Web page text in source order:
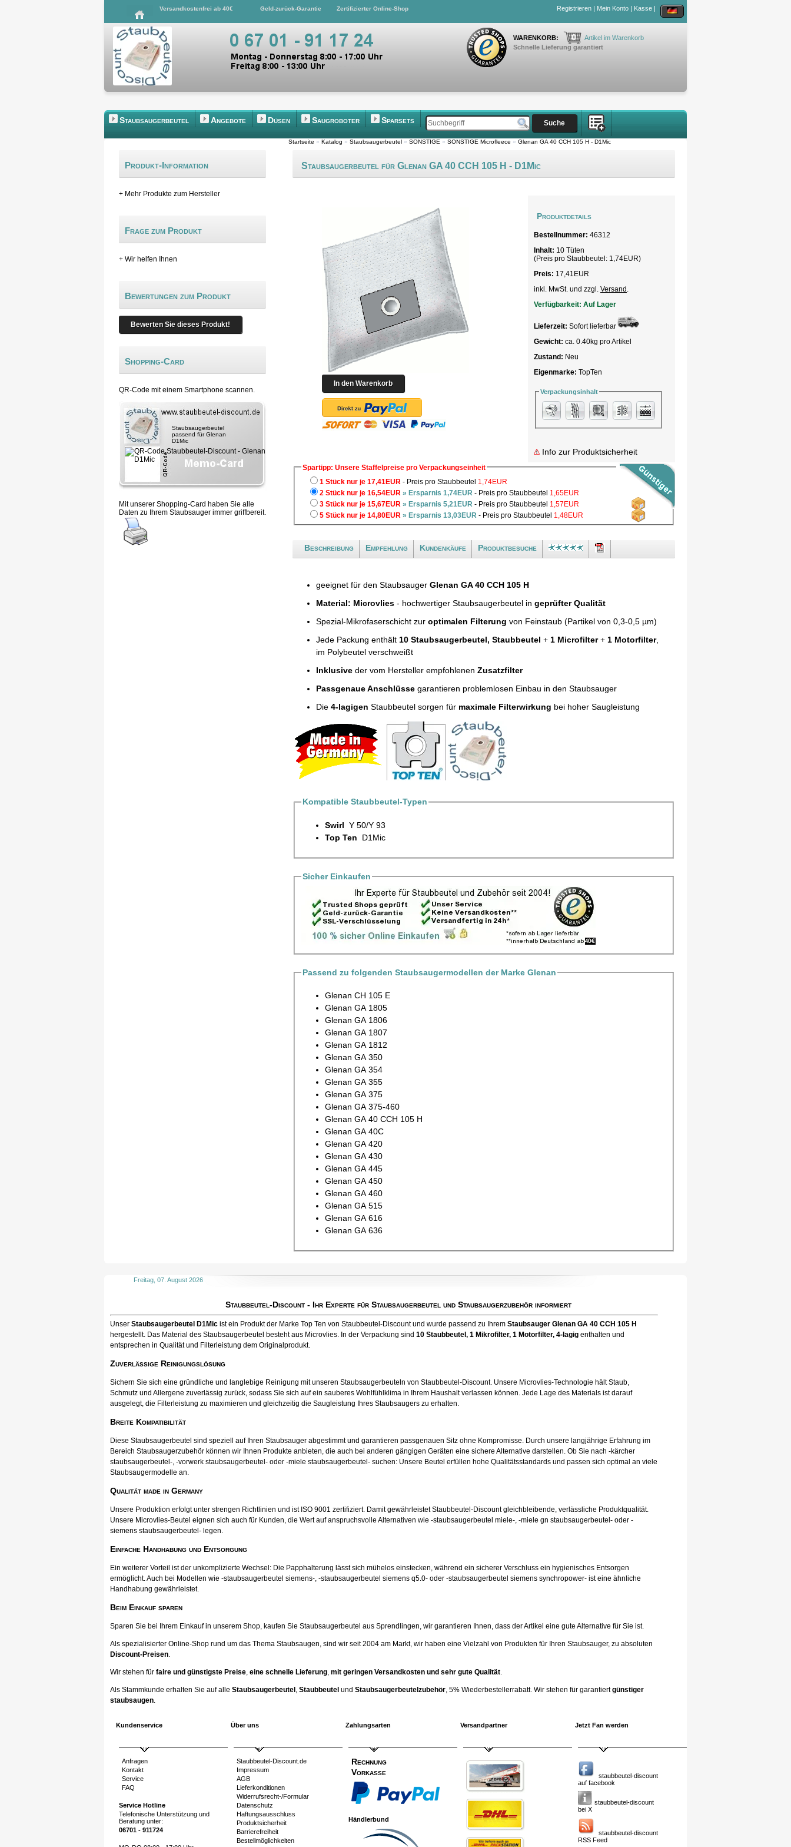
Versandkostenfrei ab 40€ Geld-zurück-Garantie Zertifizierter Online-Shop Registrieren | Mein Konto | Kasse |
WARENKORB: 0
Artikel im Warenkorb
Schnelle Lieferung garantiert
Staubsaugerbeutel Angebote Düsen Saugroboter Sparsets
Startseite » Katalog » Staubsaugerbeutel » SONSTIGE » SONSTIGE Microfleece » Glenan GA 40 CCH 105 H - D1Mic
Staubsaugerbeutel für Glenan GA 40 CCH 105 H - D1Mic
Produktdetails
Bestellnummer: 46312
Inhalt: 10 Tüten
(Preis pro Staubbeutel: 1,74EUR)
Preis: 17,41 EUR
inkl. MwSt. und zzgl. Versand
Verfügbarkeit: Auf Lager
Lieferzeit: Sofort lieferbar
Gewicht: ca. 0.40kg pro Artikel
Zustand: Neu
Eigenmarke: TopTen
Verpackungsinhalt
Info zur Produktsicherheit
Spartipp: Unsere Staffelpreise pro Verpackungseinheit
1 Stück nur je 17,41EUR - Preis pro Staubbeutel 1,74EUR
2 Stück nur je 16,54EUR » Ersparnis 1,74EUR - Preis pro Staubbeutel 1,65EUR
3 Stück nur je 15,67EUR » Ersparnis 5,21EUR - Preis pro Staubbeutel 1,57EUR
5 Stück nur je 14,80EUR » Ersparnis 13,03EUR - Preis pro Staubbeutel 1,48EUR
Beschreibung Empfehlung Kundenkäufe Produktbesuche
geeignet für den Staubsauger Glenan GA 40 CCH 105 H
Material: Microvlies - hochwertiger Staubsaugerbeutel in geprüfter Qualität
Spezial-Mikrofaserschicht zur optimalen Filterung von Feinstaub (Partikel von 0,3-0,5 µm)
Jede Packung enthält 10 Staubsaugerbeutel, Staubbeutel + 1 Microfilter+ 1 Motorfilter,
im Polybeutel verschweißt
Inklusive der vom Hersteller empfohlenen Zusatzfilter
Passgenaue Anschlüsse garantieren problemlosen Einbau in den Staubsauger
Die 4-lagigen Staubbeutel sorgen für maximale Filterwirkung bei hoher Saugleistung
Kompatible Staubbeutel-Typen
Swirl Y 50/Y 93
Top Ten D1Mic
Sicher Einkaufen
Passend zu folgenden Staubsaugermodellen der Marke Glenan
Glenan CH 105 E
Glenan GA 1805
Glenan GA 1806
Glenan GA 1807
Glenan GA 1812
Glenan GA 350
Glenan GA 354
Glenan GA 355
Glenan GA 375
Glenan GA 375-460
Glenan GA 40 CCH 105 H
Glenan GA 40C
Glenan GA 420
Glenan GA 430
Glenan GA 445
Glenan GA 450
Glenan GA 460
Glenan GA 515
Glenan GA 616
Glenan GA 636
Produkt-Information
+ Mehr Produkte zum Hersteller
Frage zum Produkt
+ Wir helfen Ihnen
Bewertungen zum Produkt
Bewerten Sie dieses Produkt!
Shopping-Card
QR-Code mit einem Smartphone scannen.
Staubsaugerbeutel
passend für Glenan
D1Mic
Mit unserer Shopping-Card haben Sie alle
Daten zu Ihrem Staubsauger immer griffbereit.
Freitag, 07. August 2026
Staubbeutel-Discount - Ihr Experte für Staubsaugerbeutel und Staubsaugerzubehör informiert
Unser Staubsaugerbeutel D1Mic ist ein Produkt der Marke Top Ten von Staubbeutel-Discount und wurde passend zu Ihrem Staubsauger Glenan GA 40 CCH 105 H
hergestellt. Das Material des Staubsaugerbeutel besteht aus Microvlies. In der Verpackung sind 10 Staubbeutel , 1 Mikrofilter, 1 Motorfilter, 4-lagig enthalten und
entsprechen in Qualität und Filterleistung dem Originalprodukt.
Zuverlässige Reinigungslösung
Sichern Sie sich eine gründliche und langlebige Reinigung mit unseren Staubsaugerbeuteln von Staubbeutel-Discount. Unsere Microvlies-Technologie hält Staub,
Schmutz und Allergene zuverlässig zurück, sodass Sie sich auf ein sauberes Wohlfühlklima in Ihrem Haushalt verlassen können. Jede Lage des Materials ist darauf
ausgelegt, die Filterleistung zu maximieren und gleichzeitig die Saugleistung Ihres Staubsaugers zu erhalten.
Breite Kompatibilität
Diese Staubsaugerbeutel sind speziell auf Ihren Staubsauger abgestimmt und garantieren passgenauen Sitz ohne Kompromisse. Durch unsere langjährige Erfahrung im
Bereich Staubsaugerzubehör können wir Ihnen Produkte anbieten, die auch bei anderen gängigen Geräten eine sichere Alternative darstellen. Ob Sie nach -kärcher
staubsaugerbeutel-, -vorwerk staubsaugerbeutel- oder -miele staubsaugerbeutel- suchen: Unsere Beutel erfüllen hohe Qualitätsstandards und passen sich optimal an viele
Staubsaugermodelle an.
Qualität made in Germany
Unsere Produktion erfolgt unter strengen Richtlinien und ist ISO 9001 zertifiziert. Damit gewährleistet Staubbeutel-Discount gleichbleibende, verlässliche Produktqualität.
Unsere Microvlies-Beutel eignen sich auch für Kunden, die Wert auf anspruchsvolle Alternativen wie -staubsaugerbeutel miele-, -miele gn staubsaugerbeutel- oder -
siemens staubsaugerbeutel- legen.
Einfache Handhabung und Entsorgung
Ein weiterer Vorteil ist der unkomplizierte Wechsel: Die Papphalterung lässt sich mühelos einstecken, während ein sicherer Verschluss ein hygienisches Entsorgen
ermöglicht. Auch bei Modellen wie -staubsaugerbeutel siemens-, -staubsaugerbeutel siemens q5.0- oder -staubsaugerbeutel siemens synchropower- ist eine ähnliche
Handhabung gewährleistet.
Beim Einkauf sparen
Sparen Sie bei Ihrem Einkauf in unserem Shop, kaufen Sie Staubsaugerbeutel aus Sprendlingen, wir garantieren Ihnen, dass der Artikel eine gute Alternative für Sie ist.
Als spezialisierter Online-Shop rund um das Thema Staubsaugen, sind wir seit 2004 am Markt, wir haben eine Vielzahl von Produkten für Ihren Staubsauger, zu absoluten
Discount-Preisen.
Wir stehen für faire und günstigste Preise, eine schnelle Lieferung, mit geringen Versandkosten und sehr gute Qualität.
Als Stammkunde erhalten Sie auf alle Staubsaugerbeutel , Staubbeutel und Staubsaugerbeutelzubehör, 5% Wiederbestellerrabatt. Wir stehen für garantiertgünstiger
staubsaugen.
Kundenservice
Anfragen
Kontakt
Service
FAQ
Service Hotline
Telefonische Unterstützung und
Beratung unter:
06701 - 911724
Über uns
Staubbeutel-Discount.de
Impressum
AGB
Lieferkonditionen
Widerrufsrecht-/Formular
Datenschutz
Haftungsausschluss
Produktsicherheit
Barrierefreiheit
Bestellmöglichkeiten
Zahlungsarten
Rechnung
Vorkasse
Händlerbund
Versandpartner Jetzt Fan werden
staubbeutel-discount
auf facebook
staubbeutel-discount
bei X
staubbeutel-discount
RSS Feed